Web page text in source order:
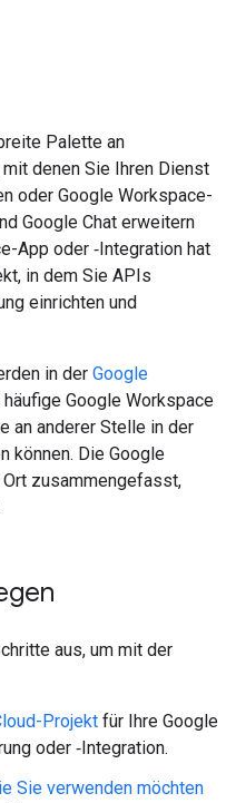
Palette an
denen Sie Ihren Dienst
oder Google Workspace-
Google Chat erweitern
App oder ‑Integration hat
in dem Sie APIs
einrichten und
in der Google
Google Workspace
an anderer Stelle in der
können. Die Google
zusammengefasst,
aus, um mit der
Projekt für Ihre Google
oder ‑Integration.
Sie verwenden möchten